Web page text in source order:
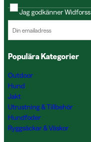
Jag godkänner Widforss
Populära Kategorier
Outdoor
Hund
Jakt
Utrustning & Tillbehör
Hundfoder
Ryggsäckar & Väskor